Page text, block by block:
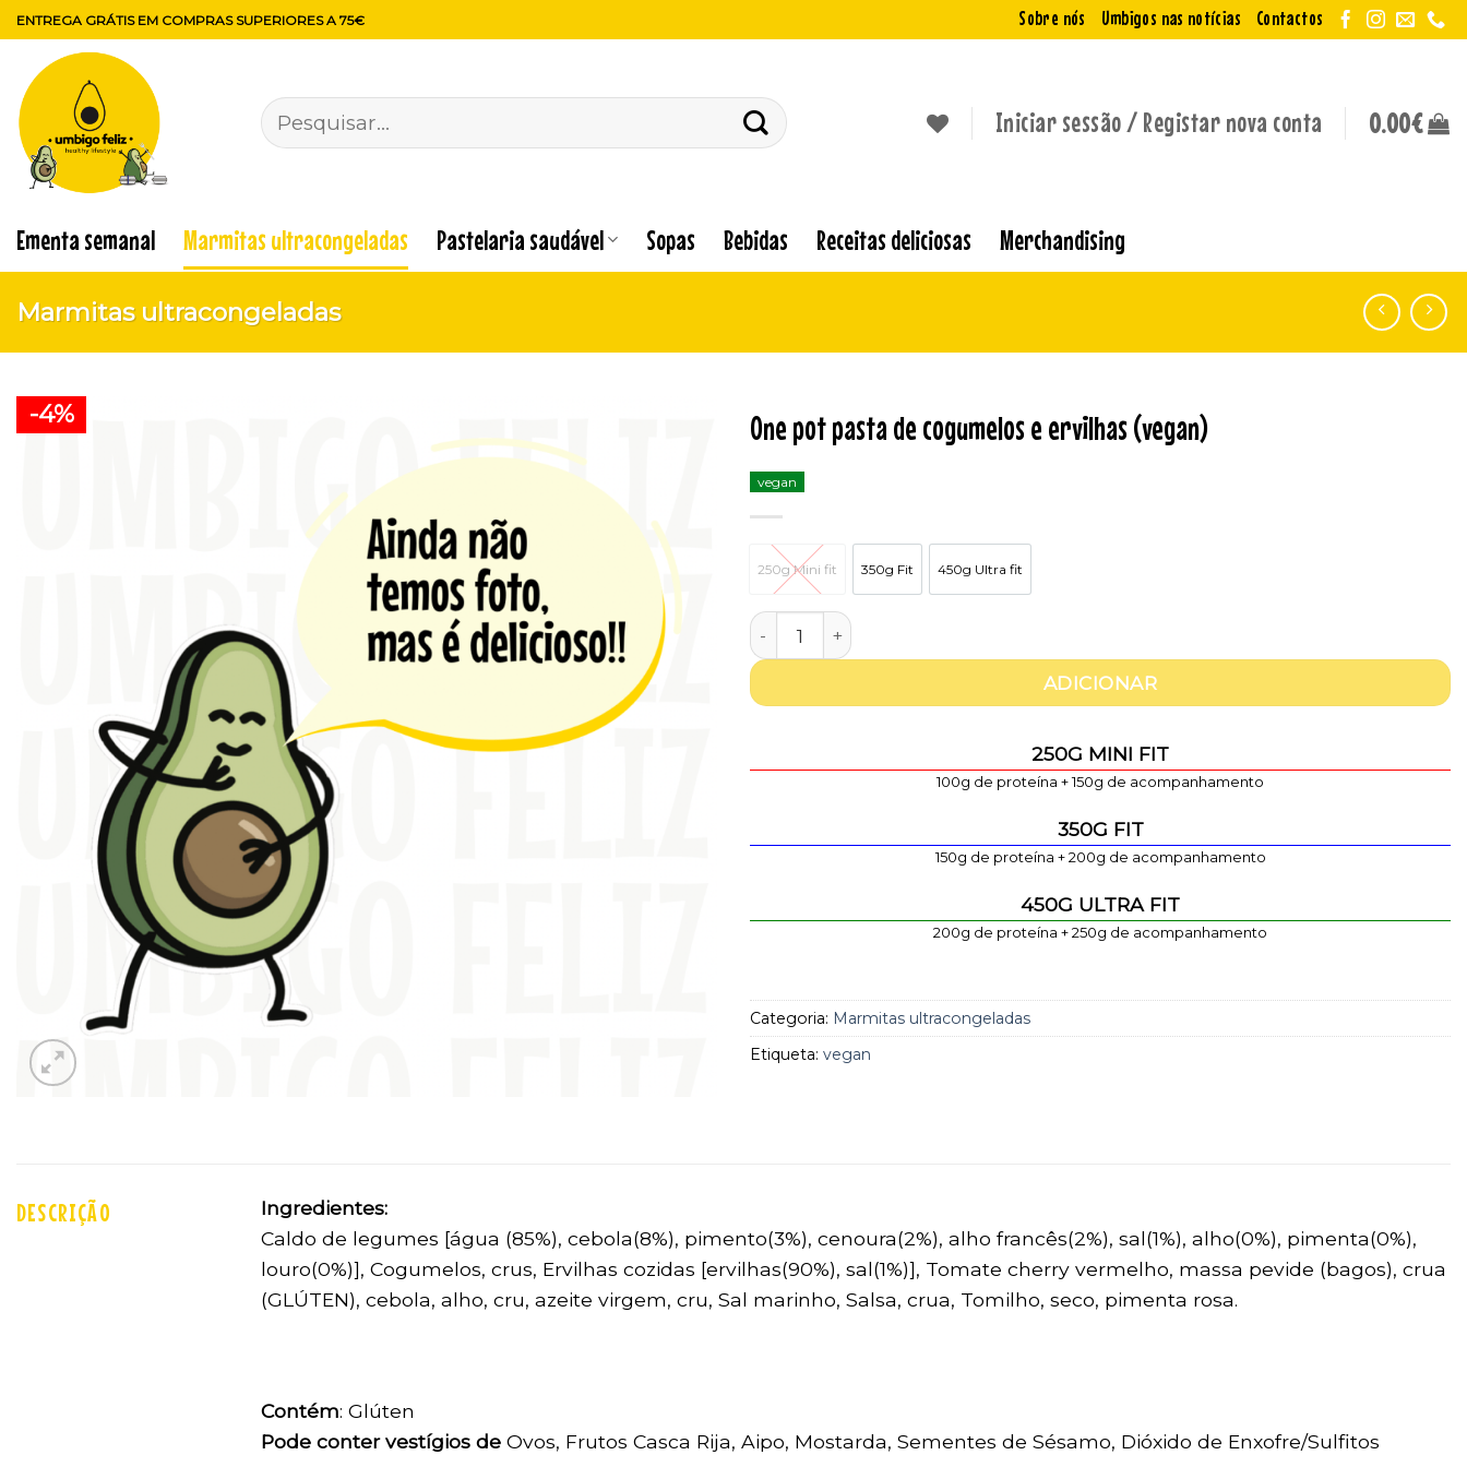
Skip
to
content
ENTREGA GRÁTIS EM COMPRAS SUPERIORES A 75€ Sobre nós Umbigos nas notícias Contactos
Pesquisar
por:
Iniciar sessão / Registar nova conta 0.00€
Ementa semanal Marmitas ultracongeladas Pastelaria saudável Sopas Bebidas Receitas deliciosas Merchandising
Marmitas ultracongeladas
-4%
favoritos
One pot pasta de cogumelos e ervilhas (vegan)
vegan
250g Mini fit250g Mini fit
350g Fit350g Fit450g Ultra fit450g Ultra fit
Quantidade de One pot pasta de cogumelos e ervilhas (vegan)
ADICIONAR
250G MINI FIT
100g de proteína + 150g de acompanhamento
350G FIT
150g de proteína + 200g de acompanhamento
450G ULTRA FIT
200g de proteína + 250g de acompanhamento
Categoria: Marmitas ultracongeladas
Etiqueta: vegan
DESCRIÇÃO
Ingredientes:
Caldo de legumes [água (85%), cebola(8%), pimento(3%), cenoura(2%), alho francês(2%), sal(1%), alho(0%), pimenta(0%),
louro(0%)], Cogumelos, crus, Ervilhas cozidas [ervilhas(90%), sal(1%)], Tomate cherry vermelho, massa pevide (bagos), crua
(GLÚTEN), cebola, alho, cru, azeite virgem, cru, Sal marinho, Salsa, crua, Tomilho, seco, pimenta rosa.
Contém: Glúten
Pode conter vestígios de Ovos, Frutos Casca Rija, Aipo, Mostarda, Sementes de Sésamo, Dióxido de Enxofre/Sulfitos